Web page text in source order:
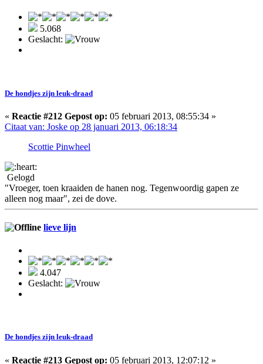
5.068
Geslacht:
De hondjes zijn leuk-draad
« Reactie #212 Gepost op: 05 februari 2013, 08:55:34 »
Citaat van: Joske op 28 januari 2013, 06:18:34
Scottie Pinwheel
Gelogd
"Vroeger, toen kraaiden de hanen nog. Tegenwoordig gapen ze
alleen nog maar", zei de dove.
lieve lijn
4.047
Geslacht:
De hondjes zijn leuk-draad
« Reactie #213 Gepost op: 05 februari 2013, 12:07:12 »